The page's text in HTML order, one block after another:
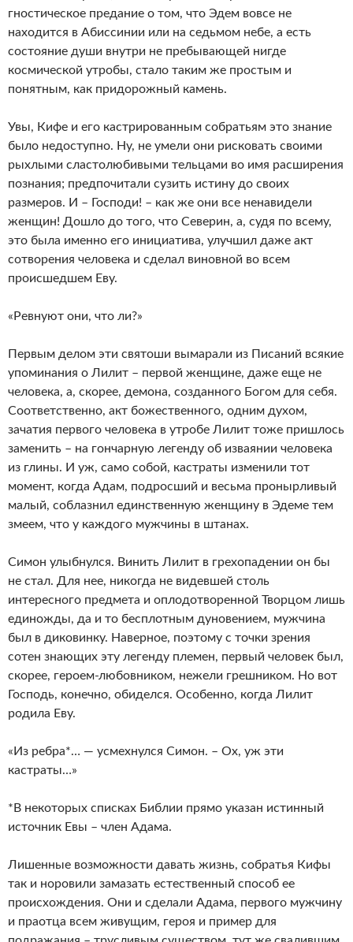
гностическое предание о том, что Эдем вовсе не
находится в Абиссинии или на седьмом небе, а есть
состояние души внутри не пребывающей нигде
космической утробы, стало таким же простым и
понятным, как придорожный камень.
Увы, Кифе и его кастрированным собратьям это знание
было недоступно. Ну, не умели они рисковать своими
рыхлыми сластолюбивыми тельцами во имя расширения
познания; предпочитали сузить истину до своих
размеров. И – Господи! – как же они все ненавидели
женщин! Дошло до того, что Северин, а, судя по всему,
это была именно его инициатива, улучшил даже акт
сотворения человека и сделал виновной во всем
происшедшем Еву.
«Ревнуют они, что ли?»
Первым делом эти святоши вымарали из Писаний всякие
упоминания о Лилит – первой женщине, даже еще не
человека, а, скорее, демона, созданного Богом для себя.
Соответственно, акт божественного, одним духом,
зачатия первого человека в утробе Лилит тоже пришлось
заменить – на гончарную легенду об изваянии человека
из глины. И уж, само собой, кастраты изменили тот
момент, когда Адам, подросший и весьма пронырливый
малый, соблазнил единственную женщину в Эдеме тем
змеем, что у каждого мужчины в штанах.
Симон улыбнулся. Винить Лилит в грехопадении он бы
не стал. Для нее, никогда не видевшей столь
интересного предмета и оплодотворенной Творцом лишь
единожды, да и то бесплотным дуновением, мужчина
был в диковинку. Наверное, поэтому с точки зрения
сотен знающих эту легенду племен, первый человек был,
скорее, героем-любовником, нежели грешником. Но вот
Господь, конечно, обиделся. Особенно, когда Лилит
родила Еву.
«Из ребра*… — усмехнулся Симон. – Ох, уж эти
кастраты…»
*В некоторых списках Библии прямо указан истинный
источник Евы – член Адама.
Лишенные возможности давать жизнь, собратья Кифы
так и норовили замазать естественный способ ее
происхождения. Они и сделали Адама, первого мужчину
и праотца всем живущим, героя и пример для